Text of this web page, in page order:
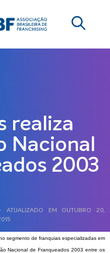
realiza
Nacional
2003
ATUALIZADO EM OUTUBRO 20,
segmento de franquias especializadas em
Nacional de Franqueados 2003 entre os